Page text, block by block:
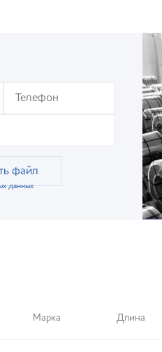
файл
данных
Марка Длина